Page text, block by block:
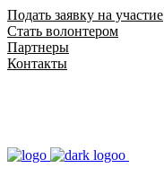
Подать заявку на участие
Стать волонтером
Партнеры
Контакты